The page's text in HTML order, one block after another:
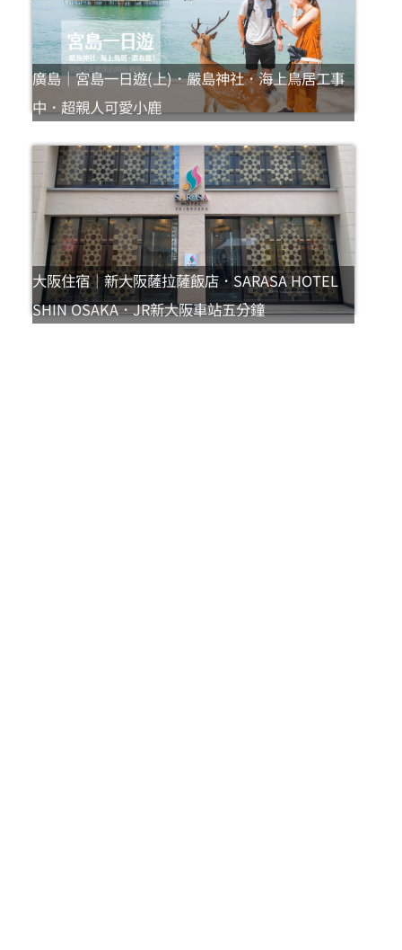
廣島｜宮島一日遊(上)．嚴島神社．海上鳥居工事
中．超親人可愛小鹿
大阪住宿｜新大阪薩拉薩飯店．SARASA HOTEL
SHIN OSAKA．JR新大阪車站五分鐘